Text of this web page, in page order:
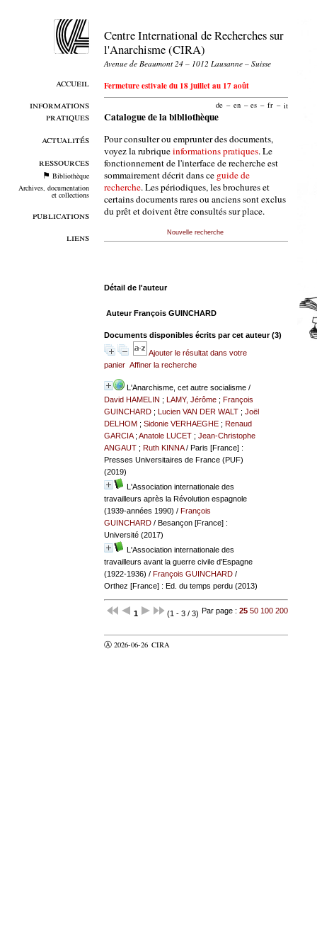
accueil
informations
pratiques
actualités
ressources
Bibliothèque
Archives, documentation
et collections
publications
liens
Centre International de Recherches sur
l'Anarchisme (CIRA)
Avenue de Beaumont 24 – 1012 Lausanne – Suisse
Fermeture estivale du 18 juillet au 17 août
de – en – es – fr – it
Catalogue de la bibliothèque
Pour consulter ou emprunter des documents,
voyez la rubriqueinformations pratiques. Le
fonctionnement de l'interface de recherche est
sommairement décrit dans ce guide de
recherche. Les périodiques, les brochures et
certains documents rares ou anciens sont exclus
du prêt et doivent être consultés sur place.
Nouvelle recherche
Détail de l'auteur
Auteur François GUINCHARD
Documents disponibles écrits par cet auteur (3)
Ajouter le résultat dans votre
panier Affiner la recherche
L'Anarchisme, cet autre socialisme/
David HAMELIN ; LAMY, Jérôme; François
GUINCHARD; Lucien VAN DER WALT; Joël
DELHOM; Sidonie VERHAEGHE; Renaud
GARCIA; Anatole LUCET; Jean-Christophe
ANGAUT; Ruth KINNA/ Paris [France] :
Presses Universitaires de France (PUF)
(2019)
L'Association internationale des
travailleurs après la Révolution espagnole
(1939-années 1990) / François
GUINCHARD/ Besançon [France] :
Université (2017)
L'Association internationale des
travailleurs avant la guerre civile d'Espagne
(1922-1936) / François GUINCHARD/
Orthez [France] : Ed. du temps perdu (2013)
1 (1 - 3 / 3) Par page : 25 50 100 200
Ⓐ 2026-06-26 CIRA